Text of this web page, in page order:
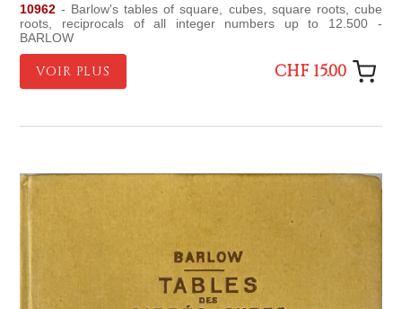
10962 - Barlow's tables of square, cubes, square roots, cube
roots, reciprocals of all integer numbers up to 12.500 -
BARLOW
VOIR PLUS CHF 15.00